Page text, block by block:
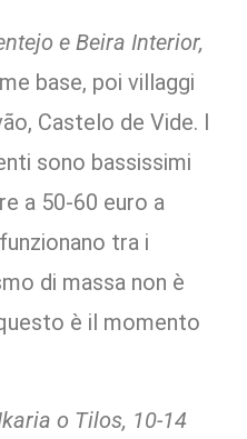
e Beira Interior,
base, poi villaggi
Castelo de Vide. I
sono bassissimi
a 50-60 euro a
tra i
di massa non è
è il momento
o Tilos, 10-14